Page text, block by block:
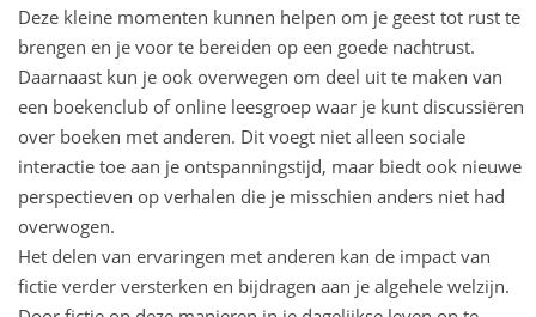
Deze kleine momenten kunnen helpen om je geest tot rust te
brengen en je voor te bereiden op een goede nachtrust.
Daarnaast kun je ook overwegen om deel uit te maken van
een boekenclub of online leesgroep waar je kunt discussiëren
over boeken met anderen. Dit voegt niet alleen sociale
interactie toe aan je ontspanningstijd, maar biedt ook nieuwe
perspectieven op verhalen die je misschien anders niet had
overwogen.
Het delen van ervaringen met anderen kan de impact van
fictie verder versterken en bijdragen aan je algehele welzijn.